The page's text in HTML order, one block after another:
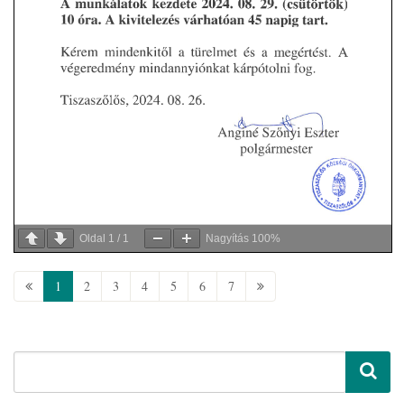
Oldal 1 / 1 Nagyítás 100%
1 2 3 4 5 6 7